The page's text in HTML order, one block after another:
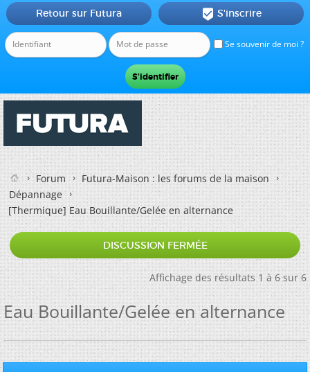
Se souvenir de moi ?
Retour sur Futura  S'inscrire
Forum
Futura-Maison : les forums de la maison
Dépannage
[Thermique]Eau Bouillante/Gelée en alternance
DISCUSSION FERMÉE
Affichage des résultats 1 à 6 sur 6
Eau Bouillante/Gelée en alternance